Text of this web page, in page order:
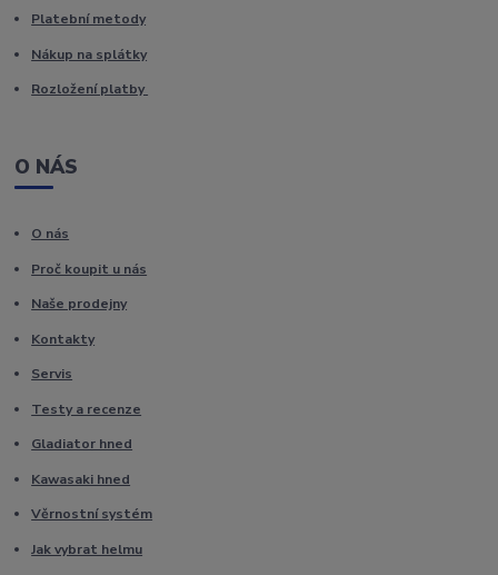
Platební metody
Nákup na splátky
Rozložení platby
O NÁS
O nás
Proč koupit u nás
Naše prodejny
Kontakty
Servis
Testy a recenze
Gladiator hned
Kawasaki hned
Věrnostní systém
Jak vybrat helmu